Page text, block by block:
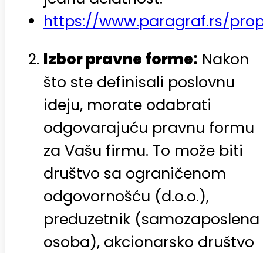
https://www.paragraf.rs/
Izbor pravne forme: Nakon
što ste definisali poslovnu
ideju, morate odabrati
odgovarajuću pravnu formu
za Vašu firmu. To može biti
društvo sa ograničenom
odgovornošću (d.o.o.),
preduzetnik (samozaposlena
osoba), akcionarsko društvo